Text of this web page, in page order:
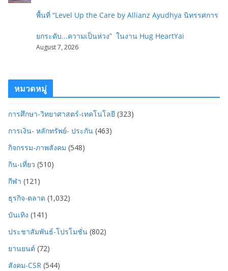
พื้นที่ “Level Up the Care by Allianz Ayudhya นิทรรศการ
ยกระดับ...ความเป็นห่วง” ในงาน Hug HeartYai
August 7, 2026
หมวดหมู่
การศึกษา-วิทยาศาสตร์-เทคโนโลยี (323)
การเงิน- หลักทรัพย์- ประกัน (463)
กิจกรรม-ภาพสังคม (548)
กิน-เที่ยว (510)
กีฬา (121)
ธุรกิจ-ตลาด (1,032)
บันเทิง (141)
ประชาสัมพันธ์-โปรโมชั่น (802)
ยานยนต์ (72)
สังคม-CSR (544)